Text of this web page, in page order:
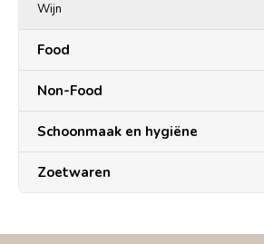
Wijn
Food
Non-Food
Schoonmaak en hygiëne
Zoetwaren